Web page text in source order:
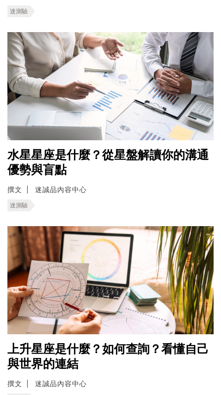
迷測驗
水星星座是什麼？從星盤解讀你的溝通
優勢與盲點
撰文 迷誠品內容中心
迷測驗
上升星座是什麼？如何查詢？看懂自己
與世界的連結
撰文 迷誠品內容中心